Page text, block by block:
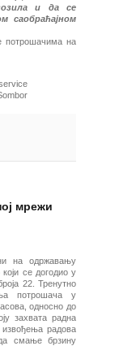
и да се
саобраћајном
потрошачима на
мрежи
на одржавању
се догодио у
22. Тренутно
потрошача у
односно до
захвата радна
радова
смање брзину